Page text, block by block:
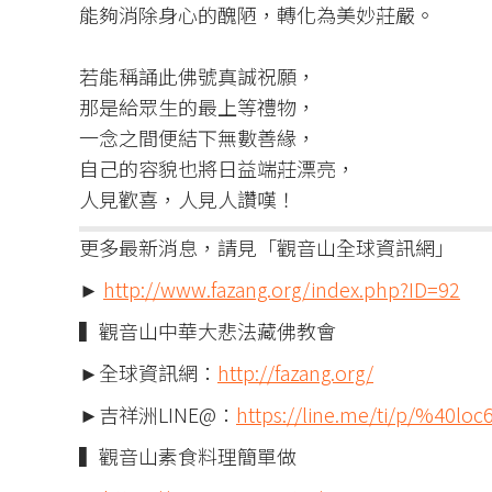
能夠消除身心的醜陋，轉化為美妙莊嚴。​
若能稱誦此佛號真誠祝願，​
那是給眾生的最上等禮物，​
一念之間便結下無數善緣，​
自己的容貌也將日益端莊漂亮，​
人見歡喜，人見人讚嘆！
更多最新消息，請見「觀音山全球資訊網」
► http://www.fazang.org/index.php?ID=92
▍觀音山中華大悲法藏佛教會
►全球資訊網： http://fazang.org/
►吉祥洲LINE@： https://line.me/ti/p/
▍觀音山素食料理簡單做